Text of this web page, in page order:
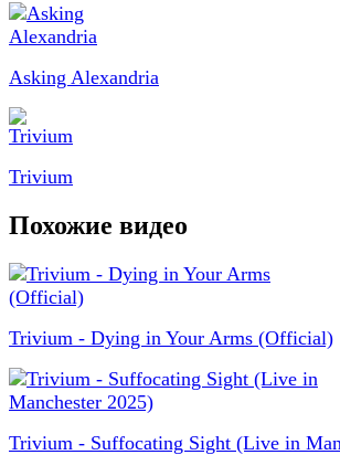
Asking Alexandria
Trivium
Похожие видео
Trivium - Dying in Your Arms (Official)
Trivium - Suffocating Sight (Live in